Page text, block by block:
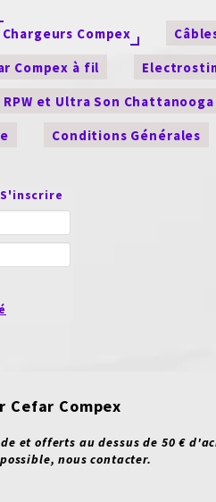
Chargeurs Compex
Compex à fil
RPW et Ultra Son Chattanooga
Conditions Générales
Cefar Compex
et offerts au dessus de 50 €
nous contacter.